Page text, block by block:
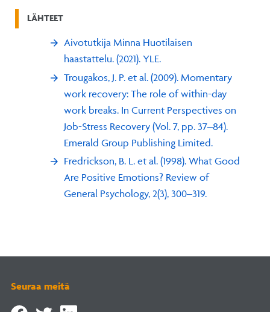
LÄHTEET
Aivotutkija Minna Huotilaisen
haastattelu. (2021). YLE.
Trougakos, J. P. et al. (2009). Momentary
work recovery: The role of within-day
work breaks. In Current Perspectives on
Job-Stress Recovery (Vol. 7, pp. 37–84).
Emerald Group Publishing Limited.
Fredrickson, B. L. et al. (1998). What Good
Are Positive Emotions? Review of
General Psychology, 2(3), 300–319.
Seuraa meitä